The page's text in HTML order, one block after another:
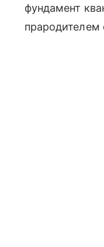
фундамент